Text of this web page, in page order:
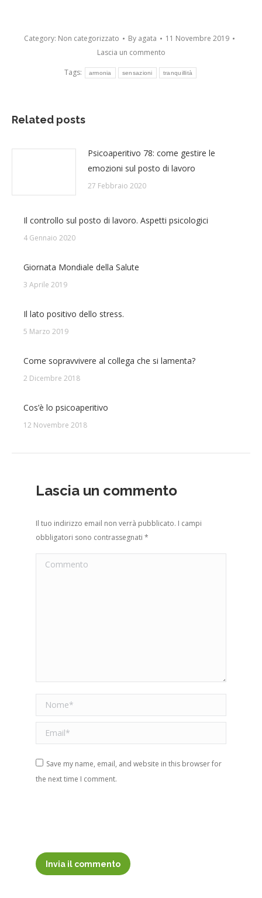
Category: Non categorizzato By agata
11 Novembre 2019
Lascia un commento
Tags:
armonia sensazioni tranquillità
Related posts
Psicoaperitivo 78: come gestire le
emozioni sul posto di lavoro
27 Febbraio 2020
Il controllo sul posto di lavoro. Aspetti psicologici
4 Gennaio 2020
Giornata Mondiale della Salute
3 Aprile 2019
Il lato positivo dello stress.
5 Marzo 2019
Come sopravvivere al collega che si lamenta?
2 Dicembre 2018
Cos’è lo psicoaperitivo
12 Novembre 2018
Lascia un commento
Il tuo indirizzo email non verrà pubblicato. I campi
obbligatori sono contrassegnati *
Commento
Nome *
Email *
Save my name, email, and website in this browser for
the next time I comment.
Invia il commento